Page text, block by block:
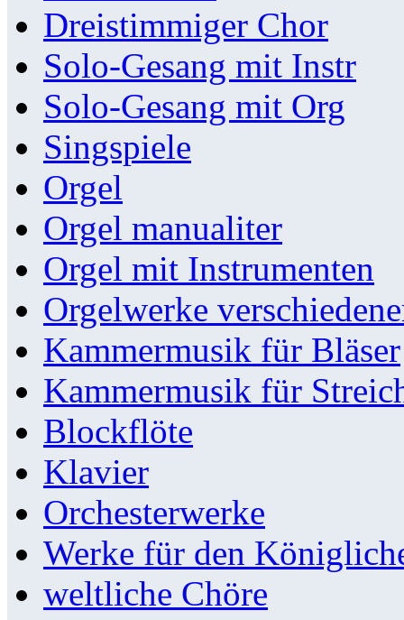
Dreistimmiger Chor
Solo-Gesang mit Instr
Solo-Gesang mit Org
Singspiele
Orgel
Orgel manualiter
Orgel mit Instrumenten
Orgelwerke
Kammermusik für Bläser
Kammermusik für
Blockflöte
Klavier
Orchesterwerke
Werke für den
weltliche Chöre